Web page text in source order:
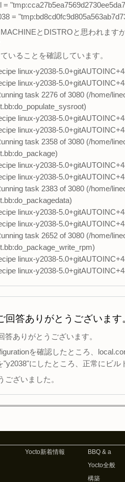
=
=
とDISTROと思われます
いることを確認しています。
linux-y2038-
linux-y2038-
task 2276 of 3080 (/home/
linux-y2038-
linux-y2038-
task 2358 of 3080 (/home/
linux-y2038-
linux-y2038-
task 2383 of 3080 (/home/
linux-y2038-
linux-y2038-
task 2652 of 3080 (/home/
linux-y2038-
linux-y2038-
回答ありがとうございます
答ありがとうございます。
を確認したところ、
"y2038"にしたところ、正常にビル
ございました。
Yocto新着情報
BBQ & a
Yocto全般
構築